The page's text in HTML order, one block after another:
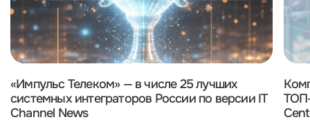
«Импульс Телеком» — в числе 25 лучших
системных интеграторов России по версии IT
Channel News